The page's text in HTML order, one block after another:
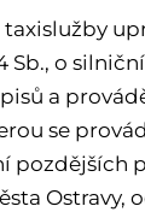
Sb., o
a
se
pozdějších
Ostravy,